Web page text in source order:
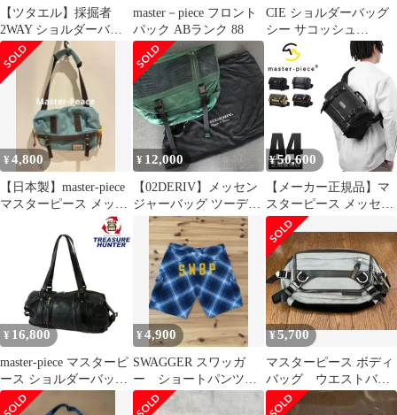
【ツタエル】採掘者
2WAY ショルダーバッ
グ 15インチ PC収納 オ
イルワックスクロス ヴ
ィンテージ アメカジ 帆
布 メッセンジャーバッ
グ ワーク ミリタリー
斜めがけ 撥水 丈夫 ブ
リーフケース ビジネス
バッグ ブラック ダーク
グリーン ブラウン
master－piece フロント
パック ABランク 88
CIE ショルダーバッグ
シー サコッシュ
VARIOUS MINI
SHOULDER-01 ミニシ
ョルダー 斜めがけ 小さ
め 防水 軽量 メンズ レ
ディース 021803
NAVY(75)
¥4,800
【日本製】master-piece
マスターピース メッセ
¥ 12,000
【02DERIV】メッセン
ジャーバッグ ツーディ
ライブ マスターピース
¥50,600
【メーカー正規品】マ
スターピース メッセン
ジャーバッグ ショルダ
ーバッグ メンズ 大容量
防水 撥水 日本製 ポテ
ンシャル master-piece
01756-v3
¥ 16,800
master-piece マスターピ
ース ショルダーバッグ
レザー ブラック メンズ
バッグ
¥4,900
SWAGGER スワッガ
ー ショートパンツ
マスターピース
MSGR グッドイナ
¥5,700
マスターピース ボディ
バッグ ウエストバッ
ク ネイビー